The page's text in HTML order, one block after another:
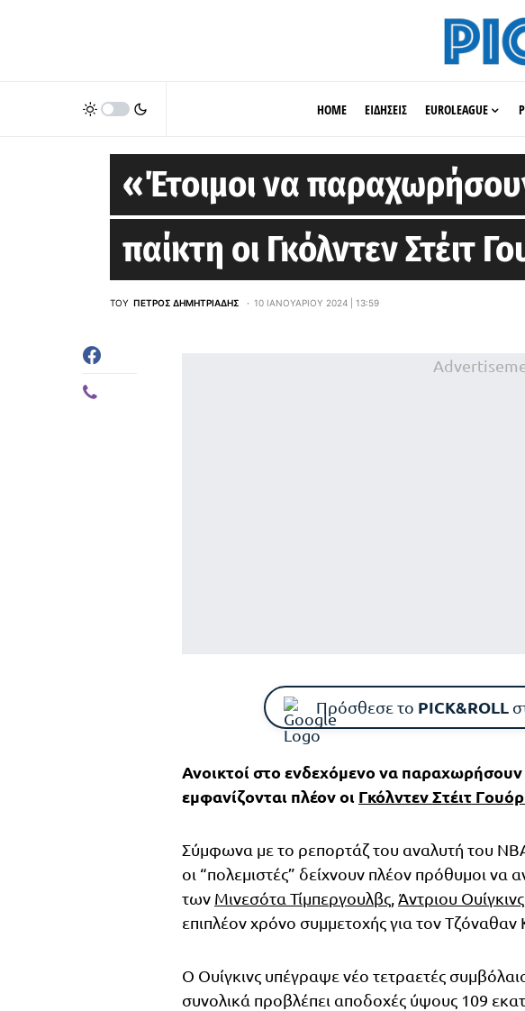
HOME ΕΙΔΗΣΕΙΣ EUROLEAGUE
«Έτοιμοι να
παίκτη οι Γκόλντεν Στέιτ
ΤΟΥ ΠΈΤΡΟΣ ΔΗΜΗΤΡΙΆΔΗΣ 10 ΙΑΝΟΥΑΡΊΟΥ 2024 | 13:59
Πρόσθεσε το PICK&ROLL
Ανοικτοί στο ενδεχόμενο να παραχωρήσουν
εμφανίζονται πλέον οι Γκόλντεν Στέιτ
Σύμφωνα με το ρεπορτάζ του αναλυτή του
οι “πολεμιστές” δείχνουν πλέον πρόθυμοι
των Μινεσότα Τίμπεργουλβς,Άντριου Ουίγκινς
επιπλέον χρόνο συμμετοχής για τον Τζόναθαν
Ο Ουίγκινς υπέγραψε νέο τετραετές
συνολικά προβλέπει αποδοχές ύψους 109